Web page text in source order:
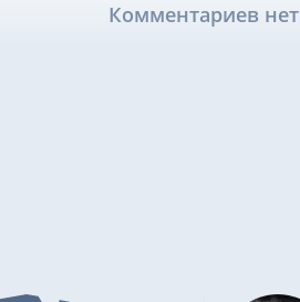
Комментариев нет